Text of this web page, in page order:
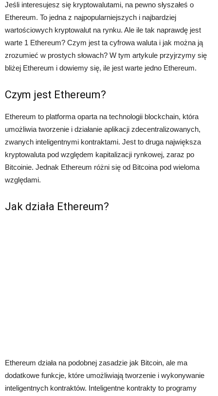
Jeśli interesujesz się kryptowalutami, na pewno słyszałeś o
Ethereum. To jedna z najpopularniejszych i najbardziej
wartościowych kryptowalut na rynku. Ale ile tak naprawdę jest
warte 1 Ethereum? Czym jest ta cyfrowa waluta i jak można ją
zrozumieć w prostych słowach? W tym artykule przyjrzymy się
bliżej Ethereum i dowiemy się, ile jest warte jedno Ethereum.
Czym jest Ethereum?
Ethereum to platforma oparta na technologii blockchain, która
umożliwia tworzenie i działanie aplikacji zdecentralizowanych,
zwanych inteligentnymi kontraktami. Jest to druga największa
kryptowaluta pod względem kapitalizacji rynkowej, zaraz po
Bitcoinie. Jednak Ethereum różni się od Bitcoina pod wieloma
względami.
Jak działa Ethereum?
Ethereum działa na podobnej zasadzie jak Bitcoin, ale ma
dodatkowe funkcje, które umożliwiają tworzenie i wykonywanie
inteligentnych kontraktów. Inteligentne kontrakty to programy